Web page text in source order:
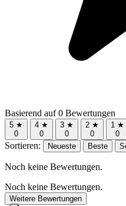
Basierend auf 0 Bewertungen
5 ★
0
4 ★
0
3 ★
0
2 ★
0
1 ★
0
Sortieren: Neueste Beste
Noch keine Bewertungen.
Noch keine Bewertungen.
Weitere Bewertungen